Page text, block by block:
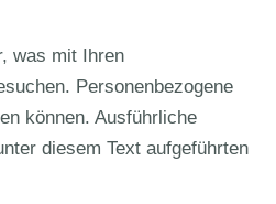
was mit Ihren
Personenbezogene
können. Ausführliche
diesem Text aufgeführten